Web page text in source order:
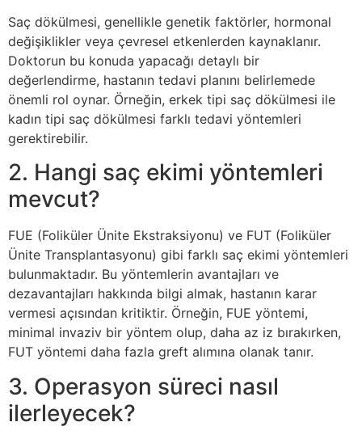
Saç dökülmesi, genellikle genetik faktörler, hormonal
değişiklikler veya çevresel etkenlerden kaynaklanır.
Doktorun bu konuda yapacağı detaylı bir
değerlendirme, hastanın tedavi planını belirlemede
önemli rol oynar. Örneğin, erkek tipi saç dökülmesi ile
kadın tipi saç dökülmesi farklı tedavi yöntemleri
gerektirebilir.
2. Hangi saç ekimi yöntemleri
mevcut?
FUE (Foliküler Ünite Ekstraksiyonu) ve FUT (Foliküler
Ünite Transplantasyonu) gibi farklı saç ekimi yöntemleri
bulunmaktadır. Bu yöntemlerin avantajları ve
dezavantajları hakkında bilgi almak, hastanın karar
vermesi açısından kritiktir. Örneğin, FUE yöntemi,
minimal invaziv bir yöntem olup, daha az iz bırakırken,
FUT yöntemi daha fazla greft alımına olanak tanır.
3. Operasyon süreci nasıl
ilerleyecek?